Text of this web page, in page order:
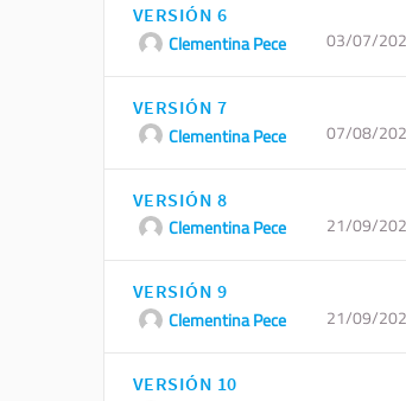
VERSIÓN 6
Clementina Pece 03/07/
VERSIÓN 7
Clementina Pece 07/08/
VERSIÓN 8
Clementina Pece 21/09/
VERSIÓN 9
Clementina Pece 21/09/
VERSIÓN 10